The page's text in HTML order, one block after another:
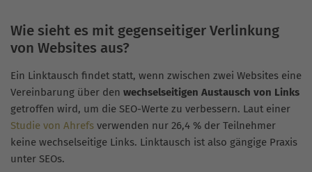
Wie sieht es mit gegenseitiger Verlinkung
von Websites aus?
Ein Linktausch findet statt, wenn zwischen zwei Websites eine
Vereinbarung über den wechselseitigen Austausch von Links
getroffen wird, um die SEO-Werte zu verbessern. Laut einer
Studie von Ahrefs verwenden nur 26,4 % der Teilnehmer
keine wechselseitige Links. Linktausch ist also gängige Praxis
unter SEOs.